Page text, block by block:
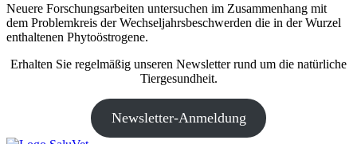
Neuere Forschungsarbeiten untersuchen im Zusammenhang mit
dem Problemkreis der Wechseljahrsbeschwerden die in der Wurzel
enthaltenen Phytoöstrogene.
Erhalten Sie regelmäßig unseren Newsletter rund um die natürliche
Tiergesundheit.
Newsletter-Anmeldung